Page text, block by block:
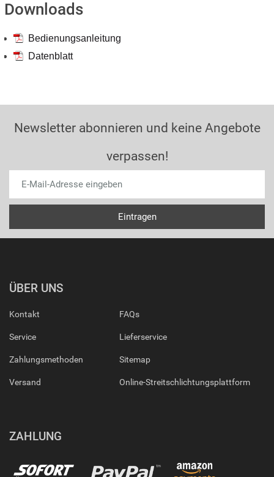
Downloads
Bedienungsanleitung
Datenblatt
Newsletter abonnieren und keine Angebote
verpassen!
ÜBER UNS
Kontakt
Service
Zahlungsmethoden
Versand
FAQs
Lieferservice
Sitemap
Online-Streitschlichtungsplattform
ZAHLUNG